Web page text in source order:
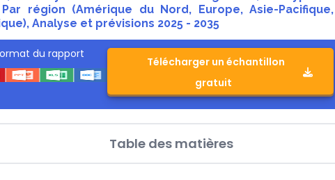
région (Amérique du Nord, Europe, Asie-Pacifique,
Analyse et prévisions 2025 - 2035
du rapport
Télécharger un échantillon
gratuit
Table des matières